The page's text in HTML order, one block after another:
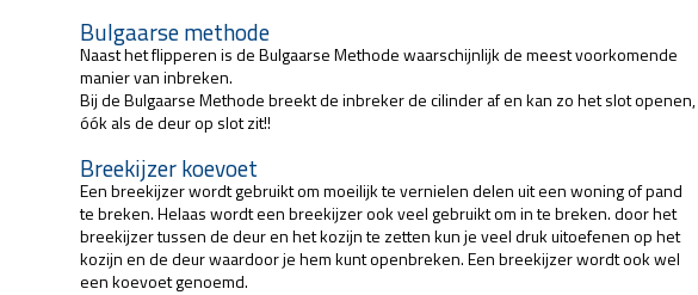
Bulgaarse methode
Naast het flipperen is de Bulgaarse Methode waarschijnlijk de meest voorkomende
manier van inbreken.
Bij de Bulgaarse Methode breekt de inbreker de cilinder af en kan zo het slot openen,
óók als de deur op slot zit!!
Breekijzer koevoet
Een breekijzer wordt gebruikt om moeilijk te vernielen delen uit een woning of pand
te breken. Helaas wordt een breekijzer ook veel gebruikt om in te breken. door het
breekijzer tussen de deur en het kozijn te zetten kun je veel druk uitoefenen op het
kozijn en de deur waardoor je hem kunt openbreken. Een breekijzer wordt ook wel
een koevoet genoemd.